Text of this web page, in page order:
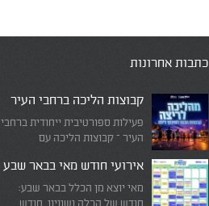
כתבות אחרונות
קבוצות הליכה ברחבי העיר
פעילות ספורטיבית ייחודית ברחבי
העיר – קבוצות הליכה עם
אירועי חודש מאי בבאר שבע
מאי יוצא מן הכלל בבאר שבע:
חודש של הכלה ושוויון. חודש